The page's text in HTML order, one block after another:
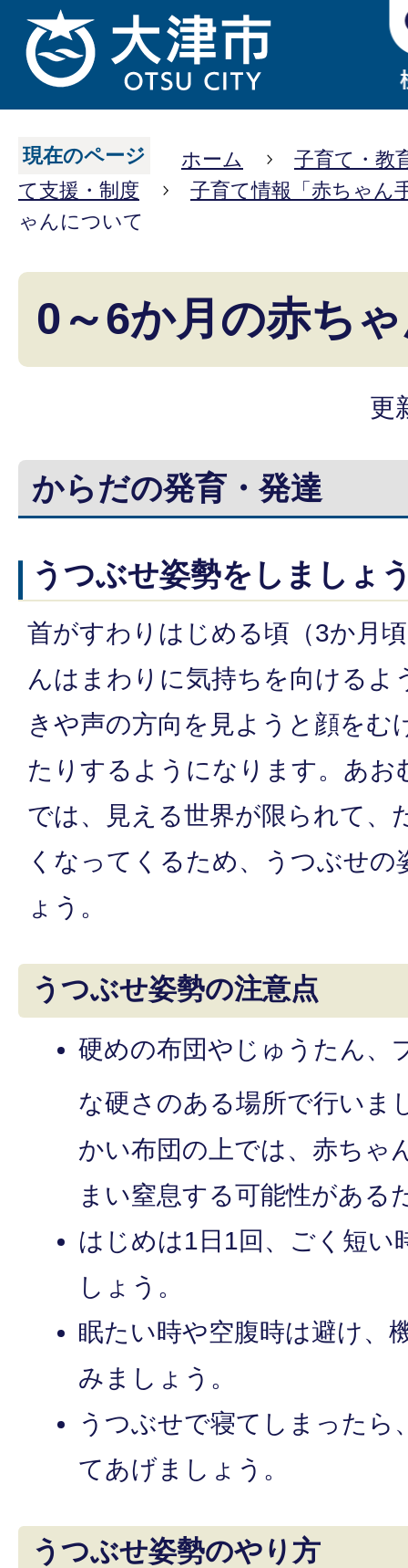
現在のページ ホーム
子育て・教
て支援・制度
子育て情報「赤ちゃん
ゃんについて
0～6か月の赤ち
更
からだの発育・発達
うつぶせ姿勢をしましょ
首がすわりはじめる頃（3か月
んはまわりに気持ちを向けるよ
きや声の方向を見ようと顔をむ
たりするようになります。あお
では、見える世界が限られて、
くなってくるため、うつぶせ
ょう。
うつぶせ姿勢の注意点
硬めの布団やじゅうたん、
な硬さのある場所で行いま
かい布団の上では、赤ちゃ
まい窒息する可能性がある
はじめは1日1回、ごく短い
しょう。
眠たい時や空腹時は避け、
みましょう。
うつぶせで寝てしまったら
てあげましょう。
うつぶせ姿勢のやり方